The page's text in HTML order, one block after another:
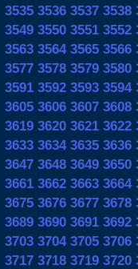
3535 3536 3537 3538
3549 3550 3551 3552
3563 3564 3565 3566
3577 3578 3579 3580
3591 3592 3593 3594
3605 3606 3607 3608
3619 3620 3621 3622
3633 3634 3635 3636
3647 3648 3649 3650
3661 3662 3663 3664
3675 3676 3677 3678
3689 3690 3691 3692
3703 3704 3705 3706
3717 3718 3719 3720